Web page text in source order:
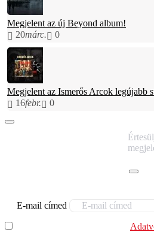
Megjelent az új Beyond album!
20márc. 0
Megjelent az Ismerős Arcok legújabb
16febr. 0
E-mail címed